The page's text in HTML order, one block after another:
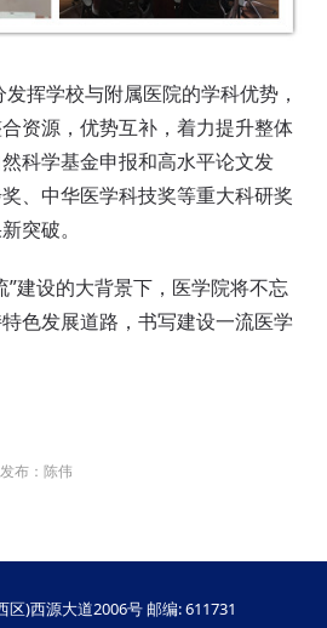
学校与附属医院的学科优势，
资源，优势互补，着力提升整体
科学基金申报和高水平论文发
、中华医学科技奖等重大科研奖
突破。
设的大背景下，医学院将不忘
色发展道路，书写建设一流医学
发布：陈伟
)西源大道2006号 邮编: 611731